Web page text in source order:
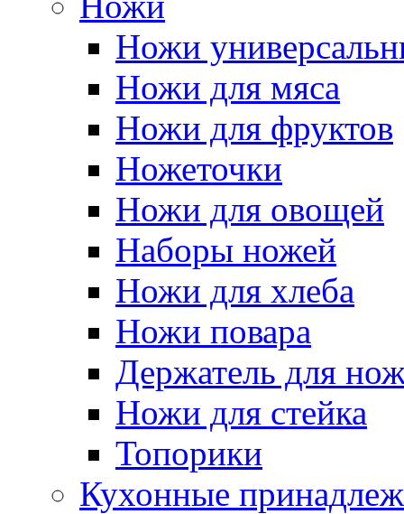
Ножи
Ножи для мяса
Ножи для фруктов
Ножеточки
Ножи для овощей
Наборы ножей
Ножи для хлеба
Ножи повара
Держатель для
Ножи для стейка
Топорики
Кухонные